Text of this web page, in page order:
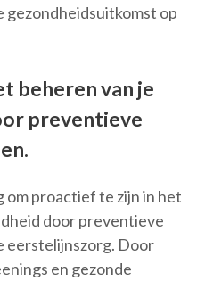
gezondheidsuitkomst op
beheren van je
preventieve
om proactief te zijn in het
door preventieve
eerstelijnszorg. Door
en gezonde